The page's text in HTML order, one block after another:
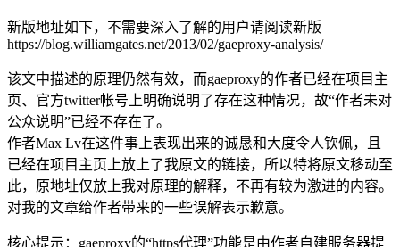
新版地址如下，不需要深入了解的用户请阅读新版
https://blog.williamgates.net/2013/02/gaeproxy-analysis/
该文中描述的原理仍然有效，而gaeproxy的作者已经在项目主
页、官方twitter帐号上明确说明了存在这种情况，故“作者未对
公众说明”已经不存在了。
作者Max Lv在这件事上表现出来的诚恳和大度令人钦佩，且
已经在项目主页上放上了我原文的链接，所以特将原文移动至
此，原地址仅放上我对原理的解释，不再有较为激进的内容。
对我的文章给作者带来的一些误解表示歉意。
核心提示：gaeproxy的“https代理”功能是由作者自建服务器提